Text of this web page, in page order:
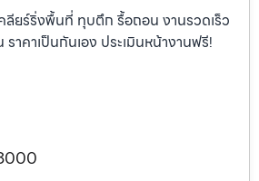
ลียร์ริ่งพื้นที่ ทุบตึก รื้อถอน งานรวดเร็ว
าคาเป็นกันเอง ประเมินหน้างานฟรี!